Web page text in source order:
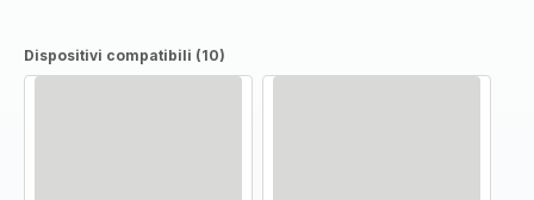
Dispositivi compatibili (10)